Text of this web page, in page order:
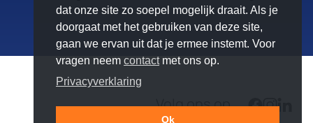
Volg ons op
dat onze site zo soepel mogelijk draait. Als je
doorgaat met het gebruiken van deze site,
gaan we ervan uit dat je ermee instemt. Voor
vragen neem contactmet ons op.
Privacyverklaring
Ok